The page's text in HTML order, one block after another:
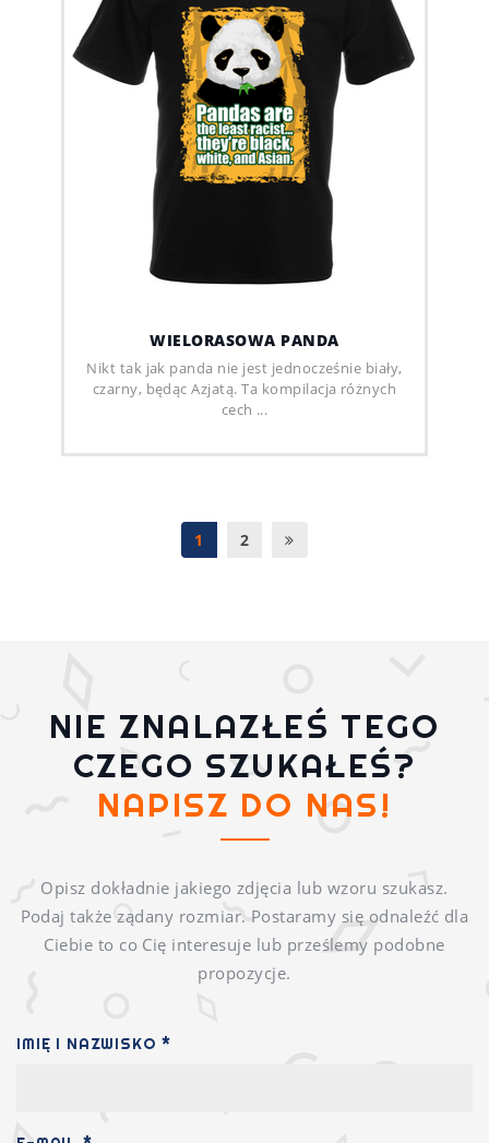
WIELORASOWA PANDA
Nikt tak jak panda nie jest jednocześnie biały,
czarny, będąc Azjatą. Ta kompilacja różnych
cech ...
1 2 Następna
NIE ZNALAZŁEŚ TEGO
CZEGO SZUKAŁEŚ?
NAPISZ DO NAS!
Opisz dokładnie jakiego zdjęcia lub wzoru szukasz.
Podaj także ządany rozmiar. Postaramy się odnaleźć dla
Ciebie to co Cię interesuje lub prześlemy podobne
propozycje.
IMIĘ I NAZWISKO *